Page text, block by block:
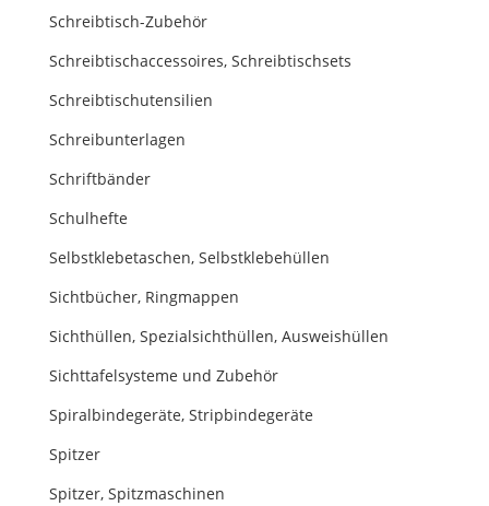
Schreibtisch-Zubehör
Schreibtischaccessoires, Schreibtischsets
Schreibtischutensilien
Schreibunterlagen
Schriftbänder
Schulhefte
Selbstklebetaschen, Selbstklebehüllen
Sichtbücher, Ringmappen
Sichthüllen, Spezialsichthüllen, Ausweishüllen
Sichttafelsysteme und Zubehör
Spiralbindegeräte, Stripbindegeräte
Spitzer
Spitzer, Spitzmaschinen